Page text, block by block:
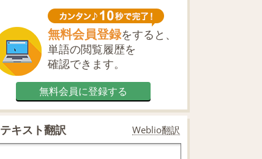
無料会員登録をすると、
単語の閲覧履歴を
確認できます。
無料会員に登録する
テキスト翻訳 Weblio翻訳